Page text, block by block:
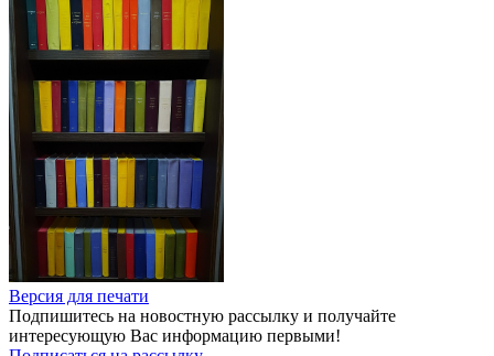
Версия для печати
Подпишитесь на новостную рассылку и получайте
интересующую Вас информацию первыми!